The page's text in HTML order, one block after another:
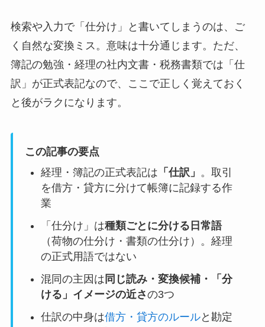
検索や入力で「仕分け」と書いてしまうのは、ご
く自然な変換ミス。意味は十分通じます。ただ、
簿記の勉強・経理の社内文書・税務書類では「仕
訳」が正式表記なので、ここで正しく覚えておく
と後がラクになります。
この記事の要点
経理・簿記の正式表記は 「仕訳」 。取引
を借方・貸方に分けて帳簿に記録する作
業
「仕分け」は種類ごとに分ける日常語
（荷物の仕分け・書類の仕分け）。経理
の正式用語ではない
混同の主因は 同じ読み・変換候補・「分
ける」イメージの近さの3つ
仕訳の中身は借方・貸方のルールと勘定